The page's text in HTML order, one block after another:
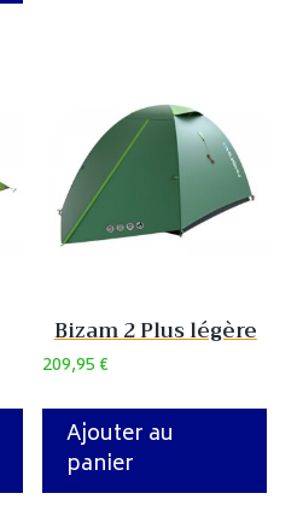
Bizam 2 Plus légère
209,95€
Ajouter au
panier